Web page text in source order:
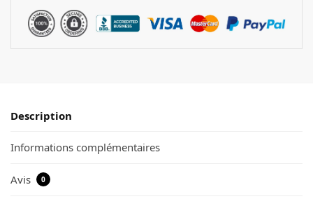
Description
Informations complémentaires
Avis 0